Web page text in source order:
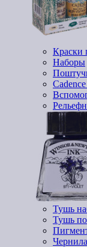
Краски
Наборы
Тушь
Тушь